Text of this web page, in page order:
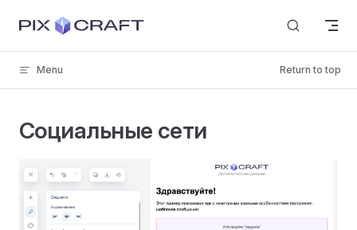
Skip to content
Menu Return to top
Социальные сети